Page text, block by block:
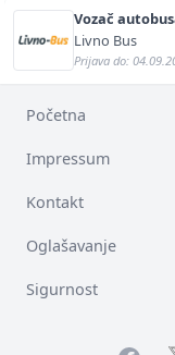
Vozač
Livno Bus
Prijava do:
Početna
Impressum
Kontakt
Oglašavanje
Sigurnost